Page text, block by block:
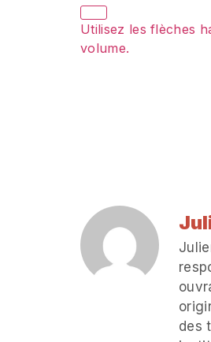
Utilisez les flèches
volume.
des